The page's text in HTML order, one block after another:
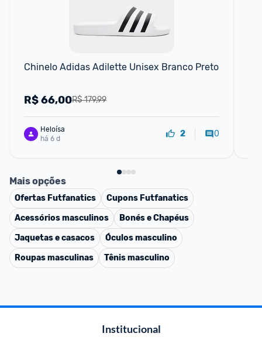
Chinelo Adidas Adilette Unisex Branco Preto
R$ 179,99
R$66,00
Heloísa
há 6 d
2 0
Mais opções
Ofertas Futfanatics Cupons Futfanatics
Acessórios masculinos
Bonés e Chapéus
Jaquetas e casacos
Óculos masculino
Roupas masculinas
Tênis masculino
Institucional